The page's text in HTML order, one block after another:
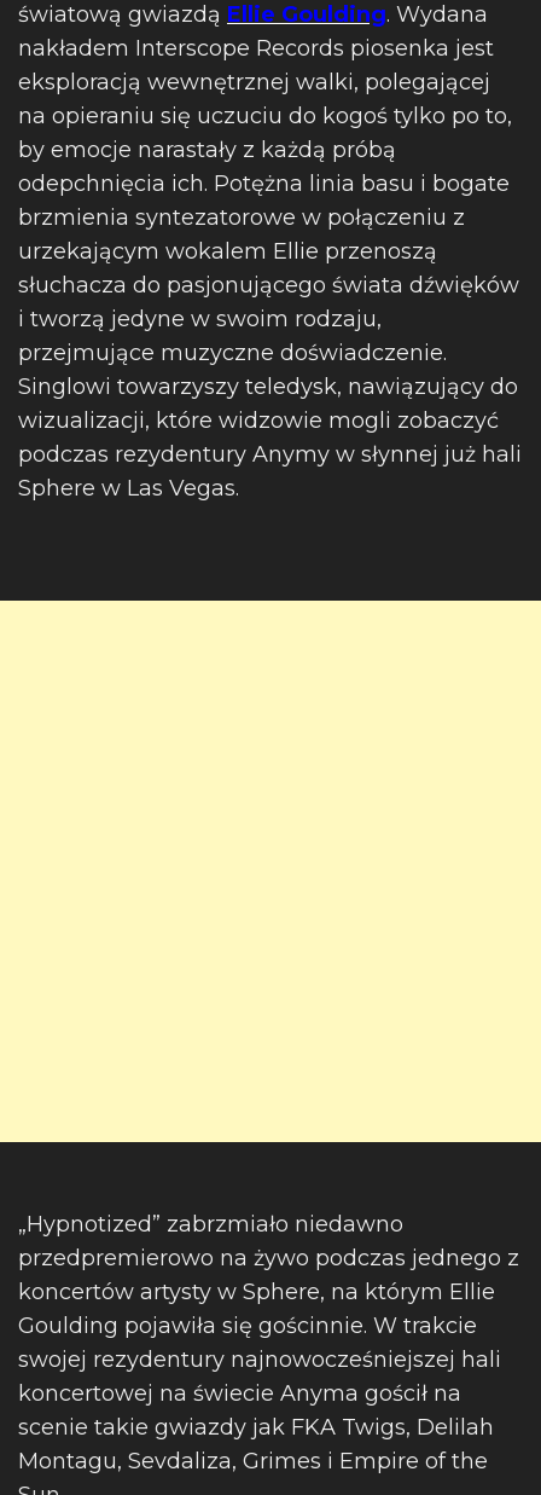
światową gwiazdą Ellie Goulding. Wydana
nakładem Interscope Records piosenka jest
eksploracją wewnętrznej walki, polegającej
na opieraniu się uczuciu do kogoś tylko po to,
by emocje narastały z każdą próbą
odepchnięcia ich. Potężna linia basu i bogate
brzmienia syntezatorowe w połączeniu z
urzekającym wokalem Ellie przenoszą
słuchacza do pasjonującego świata dźwięków
i tworzą jedyne w swoim rodzaju,
przejmujące muzyczne doświadczenie.
Singlowi towarzyszy teledysk, nawiązujący do
wizualizacji, które widzowie mogli zobaczyć
podczas rezydentury Anymy w słynnej już hali
Sphere w Las Vegas.
„Hypnotized” zabrzmiało niedawno
przedpremierowo na żywo podczas jednego z
koncertów artysty w Sphere, na którym Ellie
Goulding pojawiła się gościnnie. W trakcie
swojej rezydentury najnowocześniejszej hali
koncertowej na świecie Anyma gościł na
scenie takie gwiazdy jak FKA Twigs, Delilah
Montagu, Sevdaliza, Grimes i Empire of the